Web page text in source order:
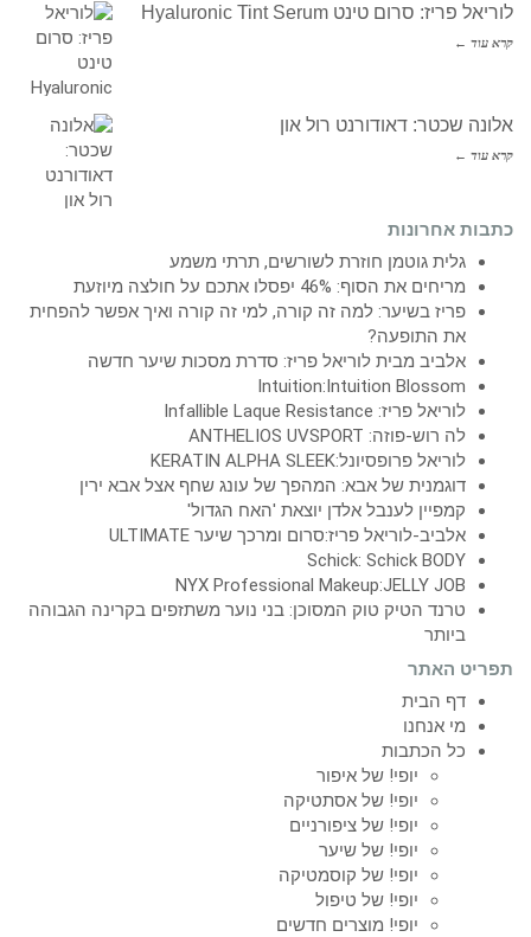
לוריאל פריז: סרום טינט Hyaluronic Tint Serum
קרא עוד ←
אלונה שכטר: דאודורנט רול און
קרא עוד ←
כתבות אחרונות
גלית גוטמן חוזרת לשורשים, תרתי משמע
מריחים את הסוף: 46% יפסלו אתכם על חולצה מיוזעת
פריז בשיער: למה זה קורה, למי זה קורה ואיך אפשר להפחית
את התופעה?
אלביב מבית לוריאל פריז: סדרת מסכות שיער חדשה
Intuition:Intuition Blossom
לוריאל פריז: Infallible Laque Resistance
לה רוש-פוזה: ANTHELIOS UVSPORT
לוריאל פרופסיונל:KERATIN ALPHA SLEEK
דוגמנית של אבא: המהפך של עונג שחף אצל אבא ירין
קמפיין לענבל אלדן יוצאת 'האח הגדול'
אלביב-לוריאל פריז:סרום ומרכך שיער ULTIMATE
Schick: Schick BODY
NYX Professional Makeup:JELLY JOB
טרנד הטיק טוק המסוכן: בני נוער משתזפים בקרינה הגבוהה
ביותר
תפריט האתר
דף הבית
מי אנחנו
כל הכתבות
יופי! של איפור
יופי! של אסתטיקה
יופי! של ציפורניים
יופי! של שיער
יופי! של קוסמטיקה
יופי! של טיפול
יופי! מוצרים חדשים